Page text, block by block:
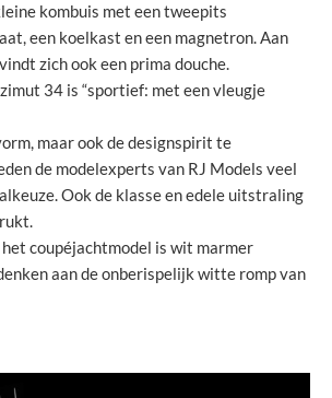
kombuis met een tweepits
een koelkast en een magnetron. Aan
zich ook een prima douche.
34 is “sportief: met een vleugje
maar ook de designspirit te
de modelexperts van RJ Models veel
Ook de klasse en edele uitstraling
coupéjachtmodel is wit marmer
aan de onberispelijk witte romp van